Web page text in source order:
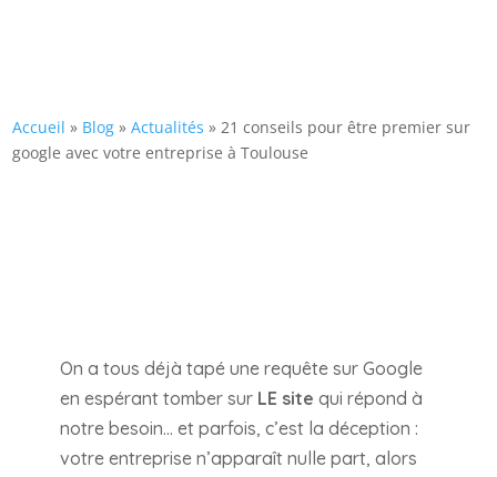
Accueil » Blog »Actualités »21 conseils pour être premier sur
google avec votre entreprise à Toulouse
On a tous déjà tapé une requête sur Google
en espérant tomber sur LE site qui répond à
notre besoin… et parfois, c’est la déception :
votre entreprise n’apparaît nulle part, alors